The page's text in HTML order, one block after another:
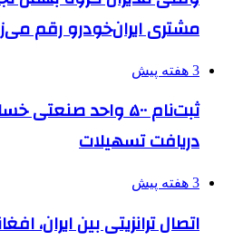
مشتری ایران‌خودرو رقم
3 هفته پیش
ثبت‌نام ۵۰۰ واحد
دریافت تسهیلات
3 هفته پیش
اتصال ترانزیتی بین ایران،